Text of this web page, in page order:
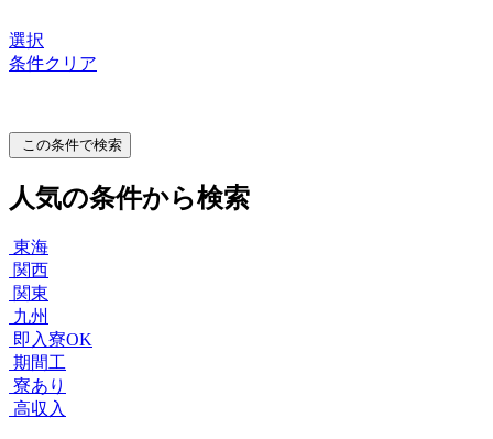
選択
条件クリア
この条件で検索
人気の条件から検索
東海
関西
関東
九州
即入寮OK
期間工
寮あり
高収入